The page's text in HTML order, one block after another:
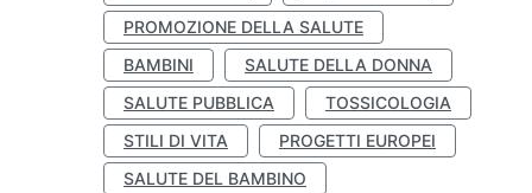
PROMOZIONE DELLA SALUTE
BAMBINI
SALUTE DELLA DONNA
SALUTE PUBBLICA
TOSSICOLOGIA
STILI DI VITA
PROGETTI EUROPEI
SALUTE DEL BAMBINO